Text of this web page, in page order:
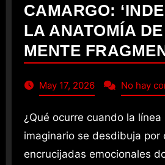
CAMARGO:
LA ANATOMÍA
MENTE
May 17, 2026 No hay
¿Qué ocurre cuando la línea entre lo real y lo
imaginario se desdibuja por
encrucijadas emocionales